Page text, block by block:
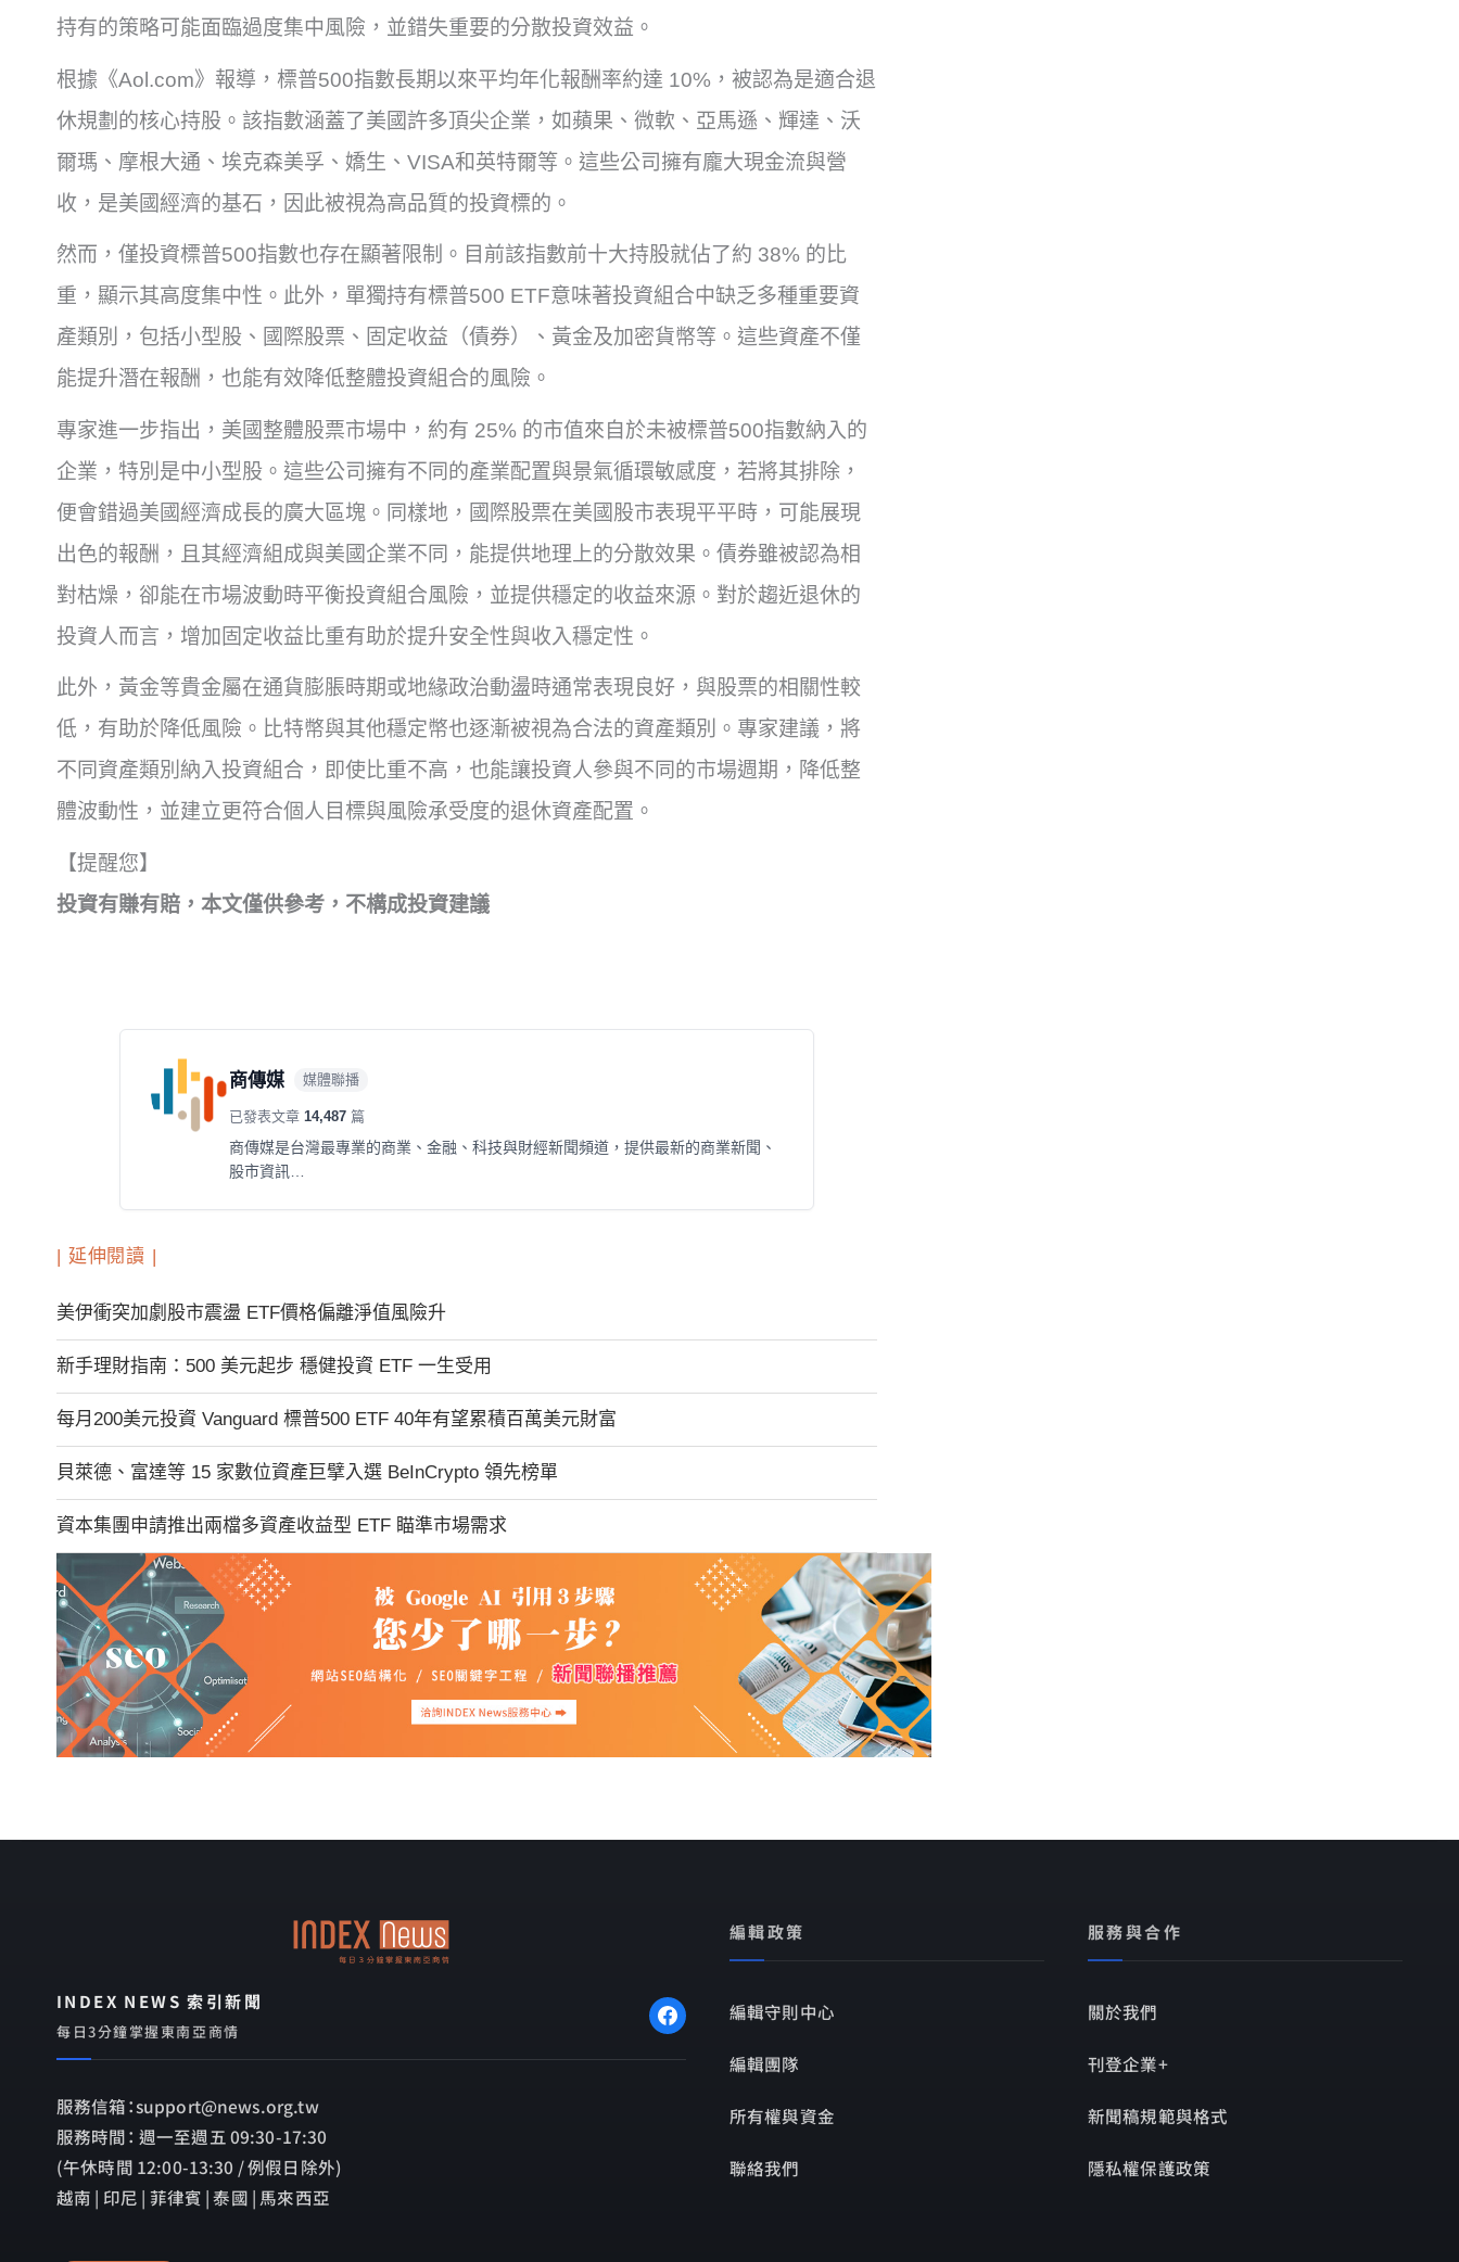
持有的策略可能面臨過度集中風險，並錯失重要的分散投資效益。
根據《Aol.com》報導，標普500指數長期以來平均年化報酬率約達 10%，被認為是適合退
休規劃的核心持股。該指數涵蓋了美國許多頂尖企業，如蘋果、微軟、亞馬遜、輝達、沃
爾瑪、摩根大通、埃克森美孚、嬌生、VISA和英特爾等。這些公司擁有龐大現金流與營
收，是美國經濟的基石，因此被視為高品質的投資標的。
然而，僅投資標普500指數也存在顯著限制。目前該指數前十大持股就佔了約 38% 的比
重，顯示其高度集中性。此外，單獨持有標普500 ETF意味著投資組合中缺乏多種重要資
產類別，包括小型股、國際股票、固定收益（債券）、黃金及加密貨幣等。這些資產不僅
能提升潛在報酬，也能有效降低整體投資組合的風險。
專家進一步指出，美國整體股票市場中，約有 25% 的市值來自於未被標普500指數納入的
企業，特別是中小型股。這些公司擁有不同的產業配置與景氣循環敏感度，若將其排除，
便會錯過美國經濟成長的廣大區塊。同樣地，國際股票在美國股市表現平平時，可能展現
出色的報酬，且其經濟組成與美國企業不同，能提供地理上的分散效果。債券雖被認為相
對枯燥，卻能在市場波動時平衡投資組合風險，並提供穩定的收益來源。對於趨近退休的
投資人而言，增加固定收益比重有助於提升安全性與收入穩定性。
此外，黃金等貴金屬在通貨膨脹時期或地緣政治動盪時通常表現良好，與股票的相關性較
低，有助於降低風險。比特幣與其他穩定幣也逐漸被視為合法的資產類別。專家建議，將
不同資產類別納入投資組合，即使比重不高，也能讓投資人參與不同的市場週期，降低整
體波動性，並建立更符合個人目標與風險承受度的退休資產配置。
【提醒您】
投資有賺有賠，本文僅供參考，不構成投資建議
商傳媒 媒體聯播
已發表文章 14,487 篇
商傳媒是台灣最專業的商業、金融、科技與財經新聞頻道，提供最新的商業新聞、
股市資訊…
| 延伸閱讀 |
美伊衝突加劇股市震盪 ETF價格偏離淨值風險升
新手理財指南：500 美元起步 穩健投資 ETF 一生受用
每月200美元投資 Vanguard 標普500 ETF 40年有望累積百萬美元財富
貝萊德、富達等 15 家數位資產巨擘入選 BeInCrypto 領先榜單
資本集團申請推出兩檔多資產收益型 ETF 瞄準市場需求
INDEX NEWS 索引新聞
每日3分鐘掌握東南亞商情
服務信箱：support@news.org.tw
服務時間： 週一至週五 09:30-17:30
(午休時間 12:00-13:30 / 例假日除外)
越南 | 印尼 | 菲律賓 | 泰國 | 馬來西亞
編輯政策
編輯守則中心
編輯團隊
所有權與資金
聯絡我們
服務與合作
關於我們
刊登企業+
新聞稿規範與格式
隱私權保護政策